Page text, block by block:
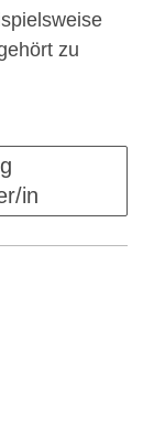
zu
in